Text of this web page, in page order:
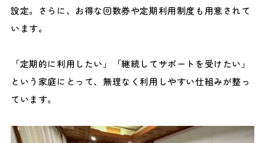
設定。さらに、お得な回数券や定期利用制度も用意されて
います。
「定期的に利用したい」「継続してサポートを受けたい」
という家庭にとって、無理なく利用しやすい仕組みが整っ
ています。